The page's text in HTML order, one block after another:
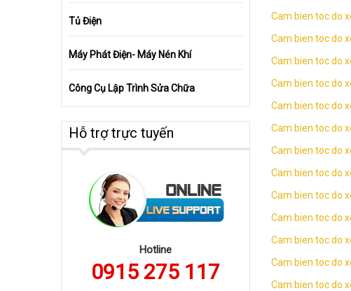
Cam bien toc do
Cam bien toc do
Cam bien toc do
Cam bien toc do
Cam bien toc do
Cam bien toc do
Cam bien toc do
Cam bien toc do
Cam bien toc do
Cam bien toc do
Cam bien toc do
Cam bien toc do
Cam bien toc do
Tủ Điện
Máy Phát Điện- Máy Nén Khí
Công Cụ Lập Trình Sửa Chữa
Hỗ trợ trực tuyến
Hotline
0915 275 117